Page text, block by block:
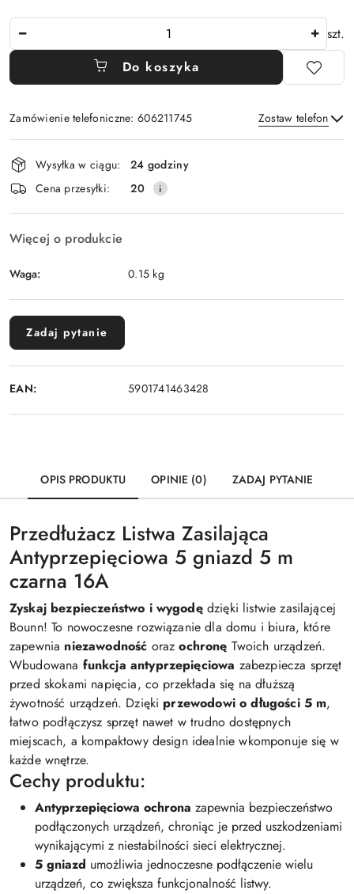
szt.
Do koszyka
Zamówienie telefoniczne: 606211745 Zostaw telefon
Wyślij
Dostępność
i
dostawa
Wysyłka w ciągu:
24 godziny
Cena przesyłki:
20
Więcej o produkcie
Waga: 0.15 kg
Zadaj pytanie
EAN: 5901741463428
OPIS PRODUKTU OPINIE (0) ZADAJ PYTANIE
Przedłużacz Listwa Zasilająca
Antyprzepięciowa 5 gniazd 5 m
czarna 16A
Zyskaj bezpieczeństwo i wygodędzięki listwie zasilającej
Bounn! To nowoczesne rozwiązanie dla domu i biura, które
zapewnia niezawodność orazochronę Twoich urządzeń.
Wbudowana funkcja antyprzepięciowa zabezpiecza sprzęt
przed skokami napięcia, co przekłada się na dłuższą
żywotność urządzeń. Dzięki przewodowi o długości 5 m,
łatwo podłączysz sprzęt nawet w trudno dostępnych
miejscach, a kompaktowy design idealnie wkomponuje się w
każde wnętrze.
Cechy produktu:
Antyprzepięciowa ochrona zapewnia bezpieczeństwo
podłączonych urządzeń, chroniąc je przed uszkodzeniami
wynikającymi z niestabilności sieci elektrycznej.
5 gniazd umożliwia jednoczesne podłączenie wielu
urządzeń, co zwiększa funkcjonalność listwy.